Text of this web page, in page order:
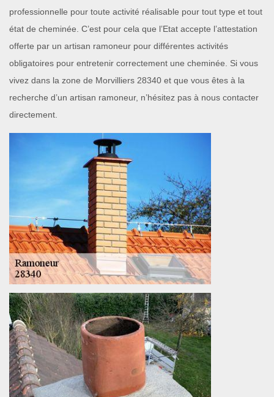
professionnelle pour toute activité réalisable pour tout type et tout
état de cheminée. C’est pour cela que l’Etat accepte l’attestation
offerte par un artisan ramoneur pour différentes activités
obligatoires pour entretenir correctement une cheminée. Si vous
vivez dans la zone de Morvilliers 28340 et que vous êtes à la
recherche d’un artisan ramoneur, n’hésitez pas à nous contacter
directement.